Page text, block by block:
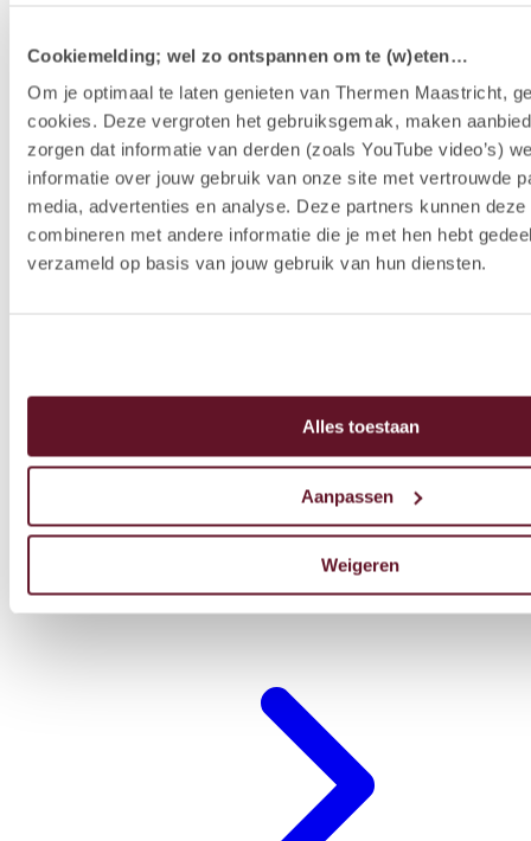
Cookiemelding; wel zo ontspannen om te (w)eten…
Om je optimaal te laten genieten van Thermen Maastricht,
cookies. Deze vergroten het gebruiksgemak, maken
zorgen dat informatie van derden (zoals YouTube video’s)
informatie over jouw gebruik van onze site met vertrouwde
media, advertenties en analyse. Deze partners kunnen deze
combineren met andere informatie die je met hen hebt
verzameld op basis van jouw gebruik van hun diensten.
Alles toestaan
Aanpassen
Weigeren
Hotelausstattung